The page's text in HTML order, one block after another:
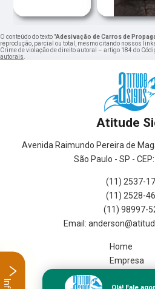
O conteúdo do texto "Adesivação de Carros de
reprodução, parcial ou total, mesmo citando nossos
Crime de violação de direito autoral – artigo 184 do
autorais.
Atitude
Avenida Raimundo Pereira de
São Paulo - SP -
(11) 2537-
(11) 2528-
(11) 98997-
Home
Empresa
Olá! Fale